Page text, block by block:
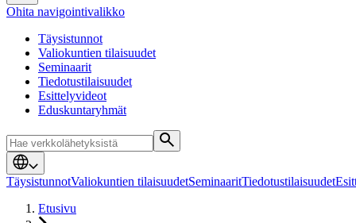
Ohita navigointivalikko
Täysistunnot
Valiokuntien tilaisuudet
Seminaarit
Tiedotustilaisuudet
Esittelyvideot
Eduskuntaryhmät
TäysistunnotValiokuntien tilaisuudetSeminaaritTiedotustilaisuudet
Etusivu